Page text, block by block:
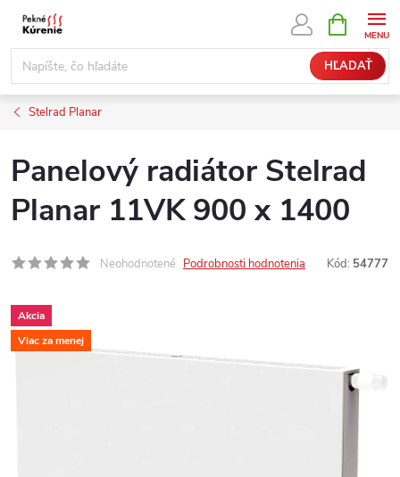
Prejsť
obsah
HĽADAŤ
KOŠÍK
Stelrad Planar
Panelový radiátor Stelrad
Planar 11VK 900 x 1400
Neohodnotené Podrobnosti hodnotenia Kód: 54777
Akcia
Viac za menej